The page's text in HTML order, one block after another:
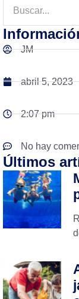
JM
abril 5, 2023
2:07 pm
No hay
Últimos